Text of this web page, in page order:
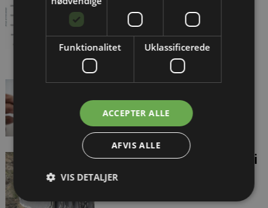
Danmark
Millionbod for uberettiget
fyring af tillidsmand
Planlæg asbestuddannelser i
god tid
Funktionalitet Uklassificerede
ACCEPTER ALLE
AFVIS ALLE
VIS DETALJER